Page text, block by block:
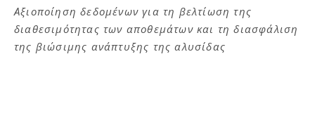
Αξιοποίηση δεδομένων για τη βελτίωση της
διαθεσιμότητας των αποθεμάτων και τη διασφάλιση
της βιώσιμης ανάπτυξης της αλυσίδας